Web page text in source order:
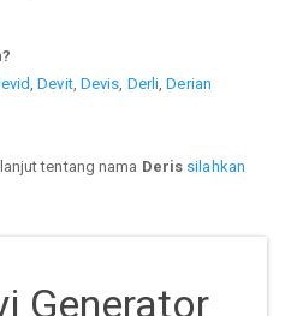
,Devit, Devis Derli ,Derian
tentang nama Deris silahkan
Generator